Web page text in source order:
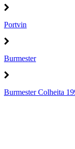
Portvin
Burmester
Burmester Colheita